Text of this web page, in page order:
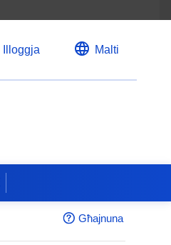
Illoggja Malti
Għajnuna